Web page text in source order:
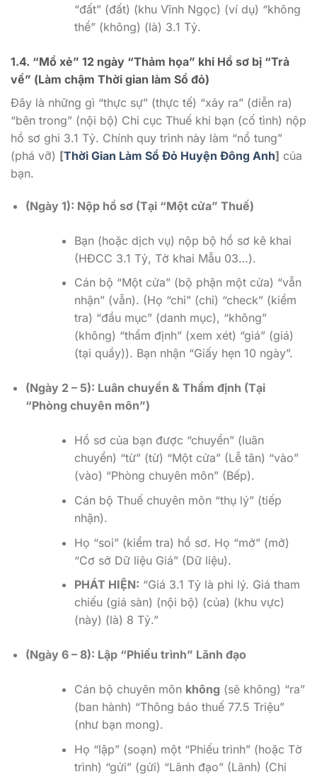
“đất” (đất) (khu Vĩnh Ngọc) (ví dụ) “không
thể” (không) (là) 3.1 Tỷ.
1.4. “Mổ xẻ” 12 ngày “Thảm họa” khi Hồ sơ bị “Trả
về” (Làm chậm Thời gian làm Sổ đỏ)
Đây là những gì “thực sự” (thực tế) “xảy ra” (diễn ra)
“bên trong” (nội bộ) Chi cục Thuế khi bạn (cố tình) nộp
hồ sơ ghi 3.1 Tỷ. Chính quy trình này làm “nổ tung”
(phá vỡ) [Thời Gian Làm Sổ Đỏ Huyện Đông Anh] của
bạn.
(Ngày 1): Nộp hồ sơ (Tại “Một cửa” Thuế)
Bạn (hoặc dịch vụ) nộp bộ hồ sơ kê khai
(HĐCC 3.1 Tỷ, Tờ khai Mẫu 03…).
Cán bộ “Một cửa” (bộ phận một cửa) “vẫn
nhận” (vẫn). (Họ “chỉ” (chỉ) “check” (kiểm
tra) “đầu mục” (danh mục), “không”
(không) “thẩm định” (xem xét) “giá” (giá)
(tại quầy)). Bạn nhận “Giấy hẹn 10 ngày”.
(Ngày 2 – 5): Luân chuyển & Thẩm định (Tại
“Phòng chuyên môn”)
Hồ sơ của bạn được “chuyển” (luân
chuyển) “từ” (từ) “Một cửa” (Lễ tân) “vào”
(vào) “Phòng chuyên môn” (Bếp).
Cán bộ Thuế chuyên môn “thụ lý” (tiếp
nhận).
Họ “soi” (kiểm tra) hồ sơ. Họ “mở” (mở)
“Cơ sở Dữ liệu Giá” (Dữ liệu).
PHÁT HIỆN: “Giá 3.1 Tỷ là phi lý. Giá tham
chiếu (giá sàn) (nội bộ) (của) (khu vực)
(này) (là) 8 Tỷ.”
(Ngày 6 – 8): Lập “Phiếu trình” Lãnh đạo
Cán bộ chuyên môn không (sẽ không) “ra”
(ban hành) “Thông báo thuế 77.5 Triệu”
(như bạn mong).
Họ “lập” (soạn) một “Phiếu trình” (hoặc Tờ
trình) “gửi” (gửi) “Lãnh đạo” (Lãnh) (Chi